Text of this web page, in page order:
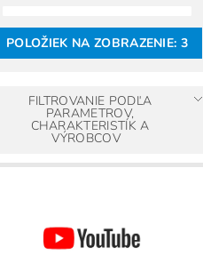
POLOŽIEK NA ZOBRAZENIE: 3
FILTROVANIE PODĽA
PARAMETROV,
CHARAKTERISTÍK A
VÝROBCOV